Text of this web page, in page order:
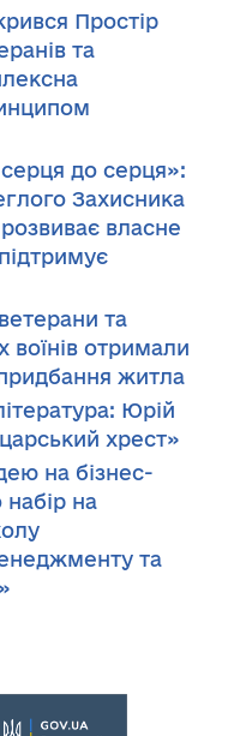
Простір
та
до серця»:
Захисника
власне
та
воїнів отримали
житла
Юрій
хрест»
на бізнес-
набір на
та